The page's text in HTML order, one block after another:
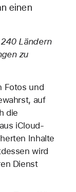
einen
Ländern
zu
Fotos und
auf
die
iCloud-
Inhalte
wird
Dienst